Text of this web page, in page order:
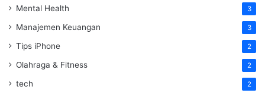
Mental Health 3
Manajemen Keuangan 3
Tips iPhone 2
Olahraga & Fitness 2
tech 2